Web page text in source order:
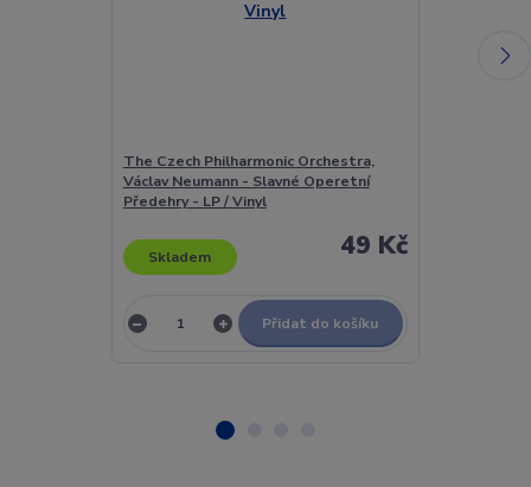
The Czech Philharmonic Orchestra,
Václav Neumann - Slavné Operetní
Předehry - LP / Vinyl
49 Kč
Skladem
Přidat do košíku